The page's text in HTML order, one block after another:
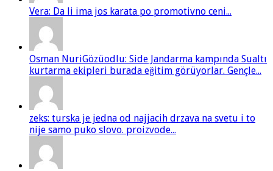
Vera: Da li ima jos karata po promotivno ceni...
Osman NuriGözüodlu: Side Jandarma kampında Sualtı
kurtarma ekipleri burada eğitim görüyorlar. Gençle...
zeks: turska je jedna od najjacih drzava na svetu i to
nije samo puko slovo. proizvode...